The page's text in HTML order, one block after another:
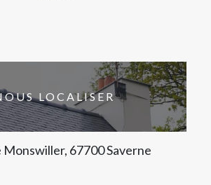
LOCALISER
Monswiller, 67700 Saverne